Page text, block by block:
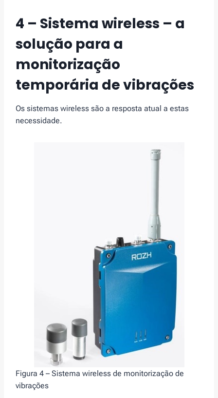
4 – Sistema wireless – a
solução para a
monitorização
temporária de vibrações
Os sistemas wireless são a resposta atual a estas
necessidade.
Figura 4 – Sistema wireless de monitorização de
vibrações